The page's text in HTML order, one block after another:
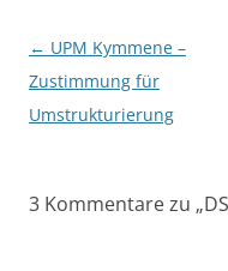
Beitragsnavigation
← UPM Kymmene –
Zustimmung für
Umstrukturierung
3 Kommentare zu „